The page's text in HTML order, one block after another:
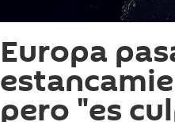
Europa
pero "es